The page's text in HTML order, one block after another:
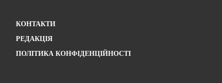
КОНТАКТИ
РЕДАКЦІЯ
ПОЛІТИКА КОНФІДЕНЦІЙНОСТІ